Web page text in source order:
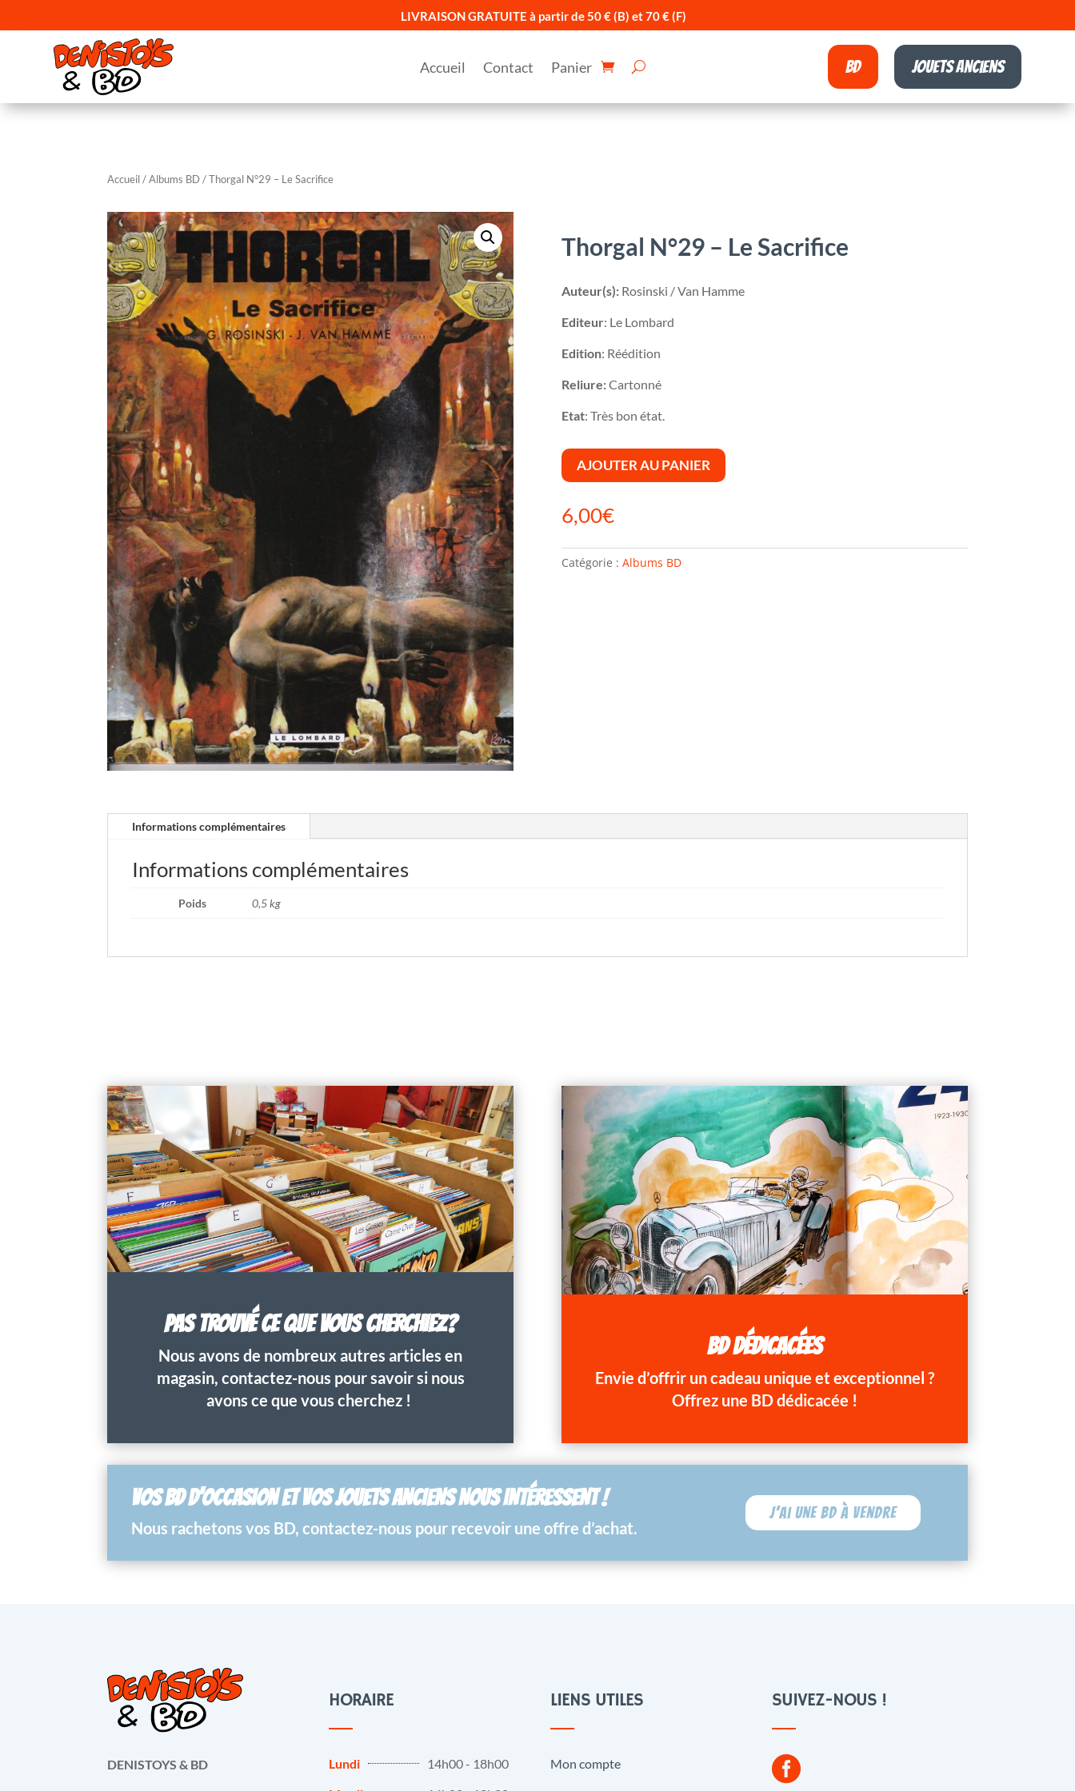
LIVRAISON GRATUITE à partir de 50 € (B) et 70 € (F)
Accueil Contact Panier BD Jouets anciens
Accueil/Albums BD / Thorgal N°29 – Le Sacrifice
Thorgal N°29 – Le Sacrifice
Auteur(s):Rosinski / Van Hamme
Editeur: Le Lombard
Edition: Réédition
Reliure:Cartonné
Etat: Très bon état.
AJOUTER AU PANIER
6,00€
Catégorie : Albums BD
Informations complémentaires
Informations complémentaires
Poids 0,5 kg
PAS TROUVÉ CE QUE VOUS CHERCHIEZ?
Nous avons de nombreux autres articles en
magasin, contactez-nous pour savoir si nous
avons ce que vous cherchez !
BD DÉDICACÉES
Envie d’offrir un cadeau unique et exceptionnel ?
Offrez une BD dédicacée !
VOS BD D’OCCASION ET VOS JOUETS ANCIENS NOUS INTÉRESSENT !
Nous rachetons vos BD, contactez-nous pour recevoir une offre d’achat.
J'ai une BD à vendre
DENISTOYS & BD
HORAIRE
Lundi
14h00 - 18h00
LIENS UTILES
Mon compte
SUIVEZ-NOUS !
